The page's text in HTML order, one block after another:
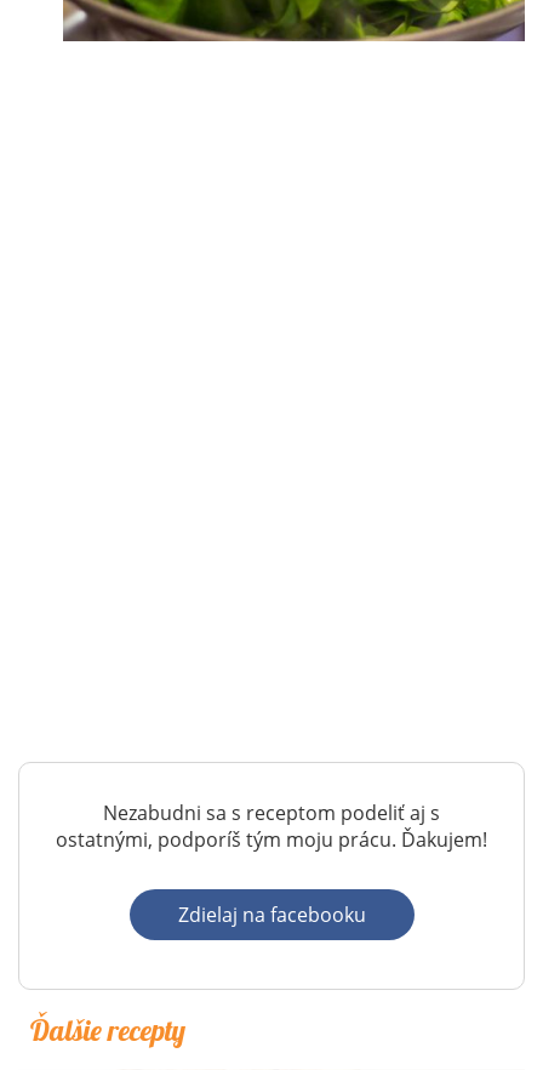
Nezabudni sa s receptom podeliť aj s
ostatnými, podporíš tým moju prácu. Ďakujem!
Zdielaj na facebooku
Ďalšie recepty